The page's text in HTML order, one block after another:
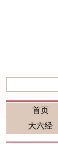
首页
大六经